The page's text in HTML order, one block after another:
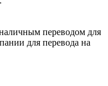
переводом для
для перевода на